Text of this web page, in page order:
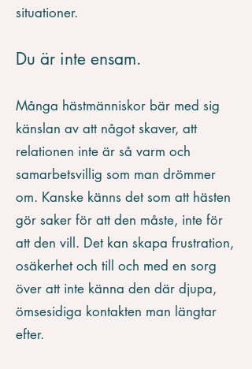
situationer.
Du är inte ensam.
Många hästmänniskor bär med sig
känslan av att något skaver, att
relationen inte är så varm och
samarbetsvillig som man drömmer
om. Kanske känns det som att hästen
gör saker för att den måste, inte för
att den vill. Det kan skapa frustration,
osäkerhet och till och med en sorg
över att inte känna den där djupa,
ömsesidiga kontakten man längtar
efter.